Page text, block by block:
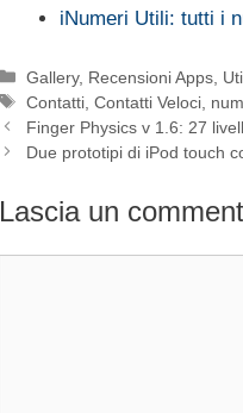
iNumeri Utili: tutti i
Categorie
Gallery, Recensioni Apps
Tag
Contatti ,Contatti Veloci
Finger Physics v 1.6: 27
Due prototipi di iPod touch
Lascia un